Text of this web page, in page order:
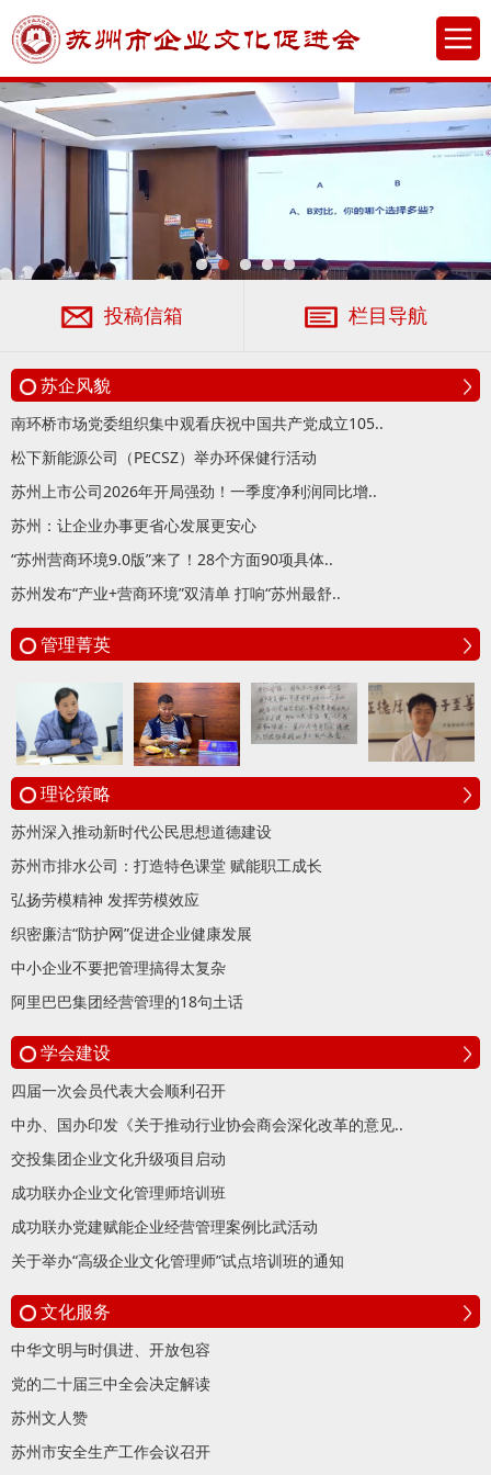
投稿信箱 栏目导航
苏企风貌
南环桥市场党委组织集中观看庆祝中国共产党成立105..
松下新能源公司（PECSZ）举办环保健行活动
苏州上市公司2026年开局强劲！一季度净利润同比增..
苏州：让企业办事更省心发展更安心
“苏州营商环境9.0版”来了！28个方面90项具体..
苏州发布“产业+营商环境”双清单 打响“苏州最舒..
管理菁英
理论策略
苏州深入推动新时代公民思想道德建设
苏州市排水公司：打造特色课堂 赋能职工成长
弘扬劳模精神 发挥劳模效应
织密廉洁“防护网”促进企业健康发展
中小企业不要把管理搞得太复杂
阿里巴巴集团经营管理的18句土话
学会建设
四届一次会员代表大会顺利召开
中办、国办印发《关于推动行业协会商会深化改革的意见..
交投集团企业文化升级项目启动
成功联办企业文化管理师培训班
成功联办党建赋能企业经营管理案例比武活动
关于举办“高级企业文化管理师”试点培训班的通知
文化服务
中华文明与时俱进、开放包容
党的二十届三中全会决定解读
苏州文人赞
苏州市安全生产工作会议召开